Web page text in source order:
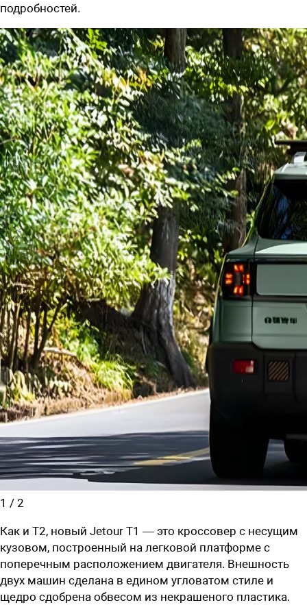
подробностей.
1 / 2
Как и T2, новый Jetour T1 — это кроссовер с несущим
кузовом, построенный на легковой платформе с
поперечным расположением двигателя. Внешность
двух машин сделана в едином угловатом стиле и
щедро сдобрена обвесом из некрашеного пластика.